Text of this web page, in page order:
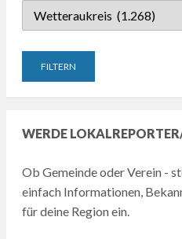
WERDE
Ob Gemeinde oder Verein -
einfach Informationen,
für deine Region ein.